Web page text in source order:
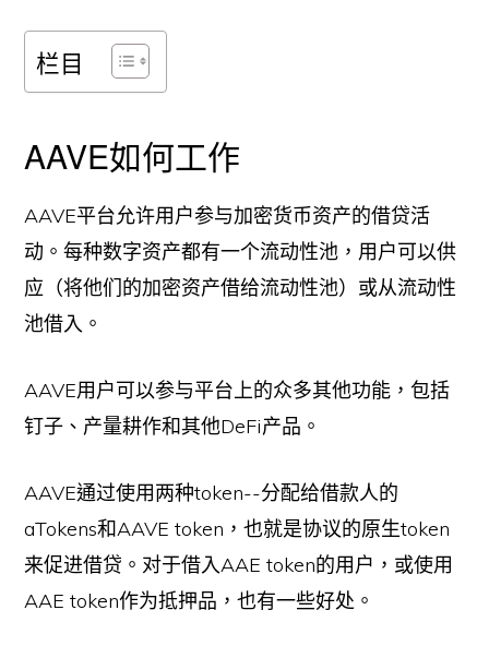
栏目
AAVE如何工作
AAVE平台允许用户参与加密货币资产的借贷活
动。每种数字资产都有一个流动性池，用户可以供
应（将他们的加密资产借给流动性池）或从流动性
池借入。
AAVE用户可以参与平台上的众多其他功能，包括
钉子、产量耕作和其他DeFi产品。
AAVE通过使用两种token--分配给借款人的
aTokens和AAVE token，也就是协议的原生token
来促进借贷。对于借入AAE token的用户，或使用
AAE token作为抵押品，也有一些好处。